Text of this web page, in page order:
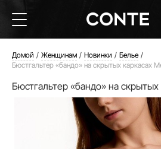
Домой Женщинам Новинки
Белье
Бюстгальтер «бандо» на скрытых каркасах
Бюстгальтер «бандо» на